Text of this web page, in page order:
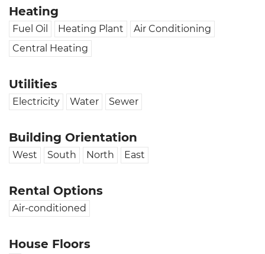
Heating
Fuel Oil Heating Plant
Air Conditioning
Central Heating
Utilities
Electricity Water Sewer
Building Orientation
West South North East
Rental Options
Air-conditioned
House Floors